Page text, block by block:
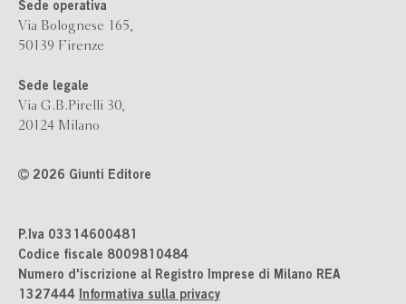
Sede operativa
Via Bolognese 165,
50139 Firenze
Sede legale
Via G.B.Pirelli 30,
20124 Milano
2026 Giunti Editore
P.Iva 03314600481
Codice fiscale 8009810484
Numero d'iscrizione al Registro Imprese di Milano REA
1327444 Informativa sulla privacy